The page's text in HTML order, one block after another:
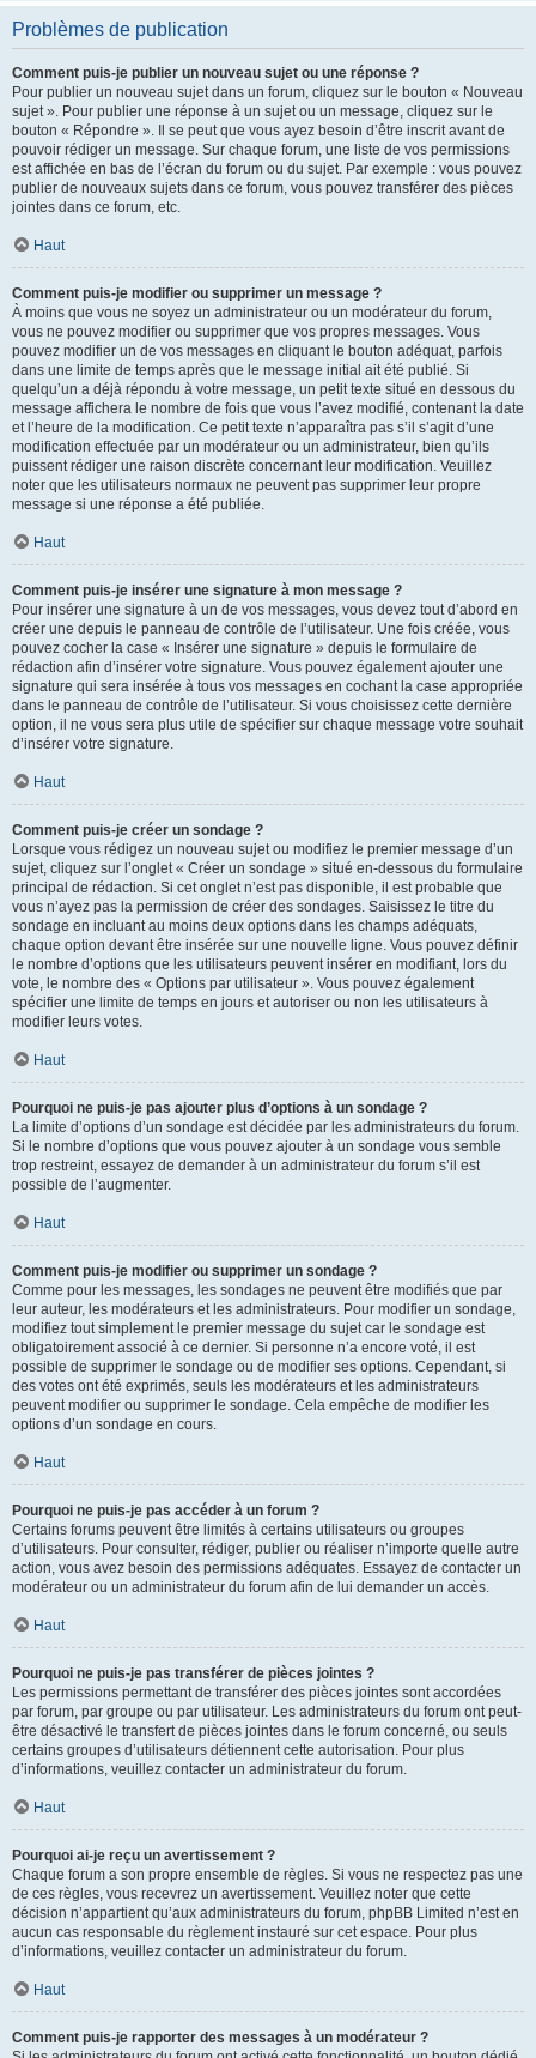
Problèmes de publication
Comment puis-je publier un nouveau sujet ou une réponse ?
Pour publier un nouveau sujet dans un forum, cliquez sur le bouton « Nouveau
sujet ». Pour publier une réponse à un sujet ou un message, cliquez sur le
bouton « Répondre ». Il se peut que vous ayez besoin d’être inscrit avant de
pouvoir rédiger un message. Sur chaque forum, une liste de vos permissions
est affichée en bas de l’écran du forum ou du sujet. Par exemple : vous pouvez
publier de nouveaux sujets dans ce forum, vous pouvez transférer des pièces
jointes dans ce forum, etc.
Haut
Comment puis-je modifier ou supprimer un message ?
À moins que vous ne soyez un administrateur ou un modérateur du forum,
vous ne pouvez modifier ou supprimer que vos propres messages. Vous
pouvez modifier un de vos messages en cliquant le bouton adéquat, parfois
dans une limite de temps après que le message initial ait été publié. Si
quelqu’un a déjà répondu à votre message, un petit texte situé en dessous du
message affichera le nombre de fois que vous l’avez modifié, contenant la date
et l’heure de la modification. Ce petit texte n’apparaîtra pas s’il s’agit d’une
modification effectuée par un modérateur ou un administrateur, bien qu’ils
puissent rédiger une raison discrète concernant leur modification. Veuillez
noter que les utilisateurs normaux ne peuvent pas supprimer leur propre
message si une réponse a été publiée.
Haut
Comment puis-je insérer une signature à mon message ?
Pour insérer une signature à un de vos messages, vous devez tout d’abord en
créer une depuis le panneau de contrôle de l’utilisateur. Une fois créée, vous
pouvez cocher la case « Insérer une signature » depuis le formulaire de
rédaction afin d’insérer votre signature. Vous pouvez également ajouter une
signature qui sera insérée à tous vos messages en cochant la case appropriée
dans le panneau de contrôle de l’utilisateur. Si vous choisissez cette dernière
option, il ne vous sera plus utile de spécifier sur chaque message votre souhait
d’insérer votre signature.
Haut
Comment puis-je créer un sondage ?
Lorsque vous rédigez un nouveau sujet ou modifiez le premier message d’un
sujet, cliquez sur l’onglet « Créer un sondage » situé en-dessous du formulaire
principal de rédaction. Si cet onglet n’est pas disponible, il est probable que
vous n’ayez pas la permission de créer des sondages. Saisissez le titre du
sondage en incluant au moins deux options dans les champs adéquats,
chaque option devant être insérée sur une nouvelle ligne. Vous pouvez définir
le nombre d’options que les utilisateurs peuvent insérer en modifiant, lors du
vote, le nombre des « Options par utilisateur ». Vous pouvez également
spécifier une limite de temps en jours et autoriser ou non les utilisateurs à
modifier leurs votes.
Haut
Pourquoi ne puis-je pas ajouter plus d’options à un sondage ?
La limite d’options d’un sondage est décidée par les administrateurs du forum.
Si le nombre d’options que vous pouvez ajouter à un sondage vous semble
trop restreint, essayez de demander à un administrateur du forum s’il est
possible de l’augmenter.
Haut
Comment puis-je modifier ou supprimer un sondage ?
Comme pour les messages, les sondages ne peuvent être modifiés que par
leur auteur, les modérateurs et les administrateurs. Pour modifier un sondage,
modifiez tout simplement le premier message du sujet car le sondage est
obligatoirement associé à ce dernier. Si personne n’a encore voté, il est
possible de supprimer le sondage ou de modifier ses options. Cependant, si
des votes ont été exprimés, seuls les modérateurs et les administrateurs
peuvent modifier ou supprimer le sondage. Cela empêche de modifier les
options d’un sondage en cours.
Haut
Pourquoi ne puis-je pas accéder à un forum ?
Certains forums peuvent être limités à certains utilisateurs ou groupes
d’utilisateurs. Pour consulter, rédiger, publier ou réaliser n’importe quelle autre
action, vous avez besoin des permissions adéquates. Essayez de contacter un
modérateur ou un administrateur du forum afin de lui demander un accès.
Haut
Pourquoi ne puis-je pas transférer de pièces jointes ?
Les permissions permettant de transférer des pièces jointes sont accordées
par forum, par groupe ou par utilisateur. Les administrateurs du forum ont peut-
être désactivé le transfert de pièces jointes dans le forum concerné, ou seuls
certains groupes d’utilisateurs détiennent cette autorisation. Pour plus
d’informations, veuillez contacter un administrateur du forum.
Haut
Pourquoi ai-je reçu un avertissement ?
Chaque forum a son propre ensemble de règles. Si vous ne respectez pas une
de ces règles, vous recevrez un avertissement. Veuillez noter que cette
décision n’appartient qu’aux administrateurs du forum, phpBB Limited n’est en
aucun cas responsable du règlement instauré sur cet espace. Pour plus
d’informations, veuillez contacter un administrateur du forum.
Haut
Comment puis-je rapporter des messages à un modérateur ?